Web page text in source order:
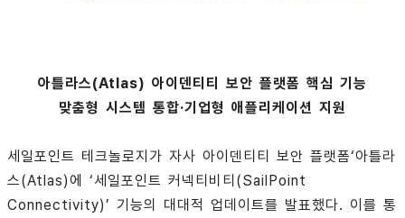
아틀라스(Atlas) 아이덴티티 보안 플랫폼 핵심 기능
맞춤형 시스템 통합·기업형 애플리케이션 지원
세일포인트 테크놀로지가 자사 아이덴티티 보안 플랫폼‘아틀라
스(Atlas)에 ‘세일포인트 커넥티비티(SailPoint
Connectivity)’ 기능의 대대적 업데이트를 발표했다. 이를 통